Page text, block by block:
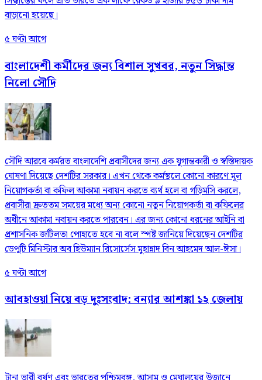
বাড়ানো হয়েছে।
৫ ঘণ্টা আগে
বাংলাদেশী কর্মীদের জন্য বিশাল সুখবর, নতুন সিদ্ধান্ত
নিলো সৌদি
সৌদি আরবে কর্মরত বাংলাদেশি প্রবাসীদের জন্য এক যুগান্তকারী ও স্বস্তিদায়ক
ঘোষণা দিয়েছে দেশটির সরকার। এখন থেকে কর্মস্থলে কোনো কারণে মূল
নিয়োগকর্তা বা কফিল আকামা নবায়ন করতে ব্যর্থ হলে বা গড়িমসি করলে,
প্রবাসীরা দ্রুততম সময়ের মধ্যে অন্য কোনো নতুন নিয়োগকর্তা বা কফিলের
অধীনে আকামা নবায়ন করতে পারবেন। এর জন্য কোনো ধরনের আইনি বা
প্রশাসনিক জটিলতা পোহাতে হবে না বলে স্পষ্ট জানিয়ে দিয়েছেন দেশটির
ডেপুটি মিনিস্টার অব হিউম্যান রিসোর্সেস মুহান্নাদ বিন আহমেদ আল-ঈসা।
৫ ঘণ্টা আগে
আবহাওয়া নিয়ে বড় দুঃসংবাদ: বন্যার আশঙ্কা ১২ জেলায়